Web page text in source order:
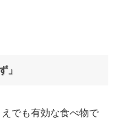
」
でも有効な食べ物で